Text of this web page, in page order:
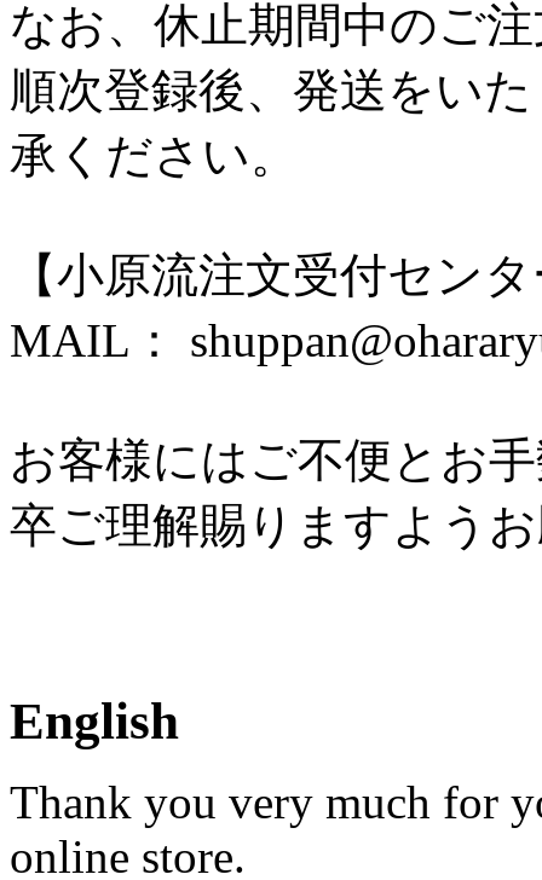
なお、休止期間中のご
順次登録後、発送をい
承ください。
【小原流注文受付セン
MAIL：
お客様にはご不便とお
卒ご理解賜りますよう
English
Thank you very much for
online store.